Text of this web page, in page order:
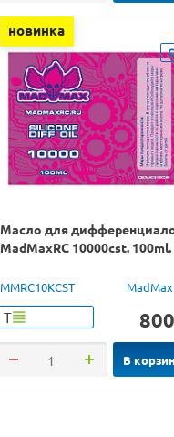
новинка
Масло для
MadMaxRC 10000cst. 100ml.
MMRC10KCST
Т 800
В